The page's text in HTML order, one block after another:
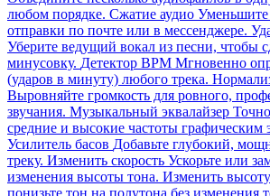
любом порядке. Сжатие аудио Уменьшите
отправки по почте или в мессенджере.
Уберите ведущий вокал из песни, чтобы
минусовку. Детектор BPM Мгновенно
(ударов в минуту) любого трека.
Выровняйте громкость для ровного,
звучания. Музыкальный эквалайзер
средние и высокие частоты графическим
Усилитель басов Добавьте глубокий,
треку. Изменить скорость Ускорьте или
изменения высоты тона. Изменить
понизьте тон на полутона без изменения